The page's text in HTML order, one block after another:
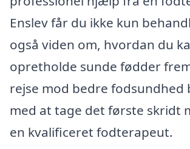
Enslev får du ikke kun
også viden om, hvordan du
opretholde sunde fødder
rejse mod bedre fodsundhed
med at tage det første skridt
en kvalificeret fodterapeut.